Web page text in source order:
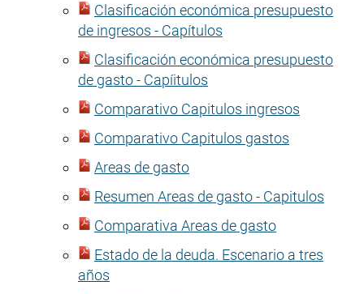
Clasificación económica presupuesto
de ingresos - Capítulos
Clasificación económica presupuesto
de gasto - Capíitulos
Comparativo Capitulos ingresos
Comparativo Capitulos gastos
Areas de gasto
Resumen Areas de gasto - Capitulos
Comparativa Areas de gasto
Estado de la deuda. Escenario a tres
años